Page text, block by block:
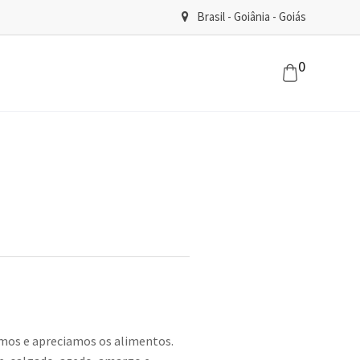
Brasil - Goiânia - Goiás
0
e apreciamos os alimentos.